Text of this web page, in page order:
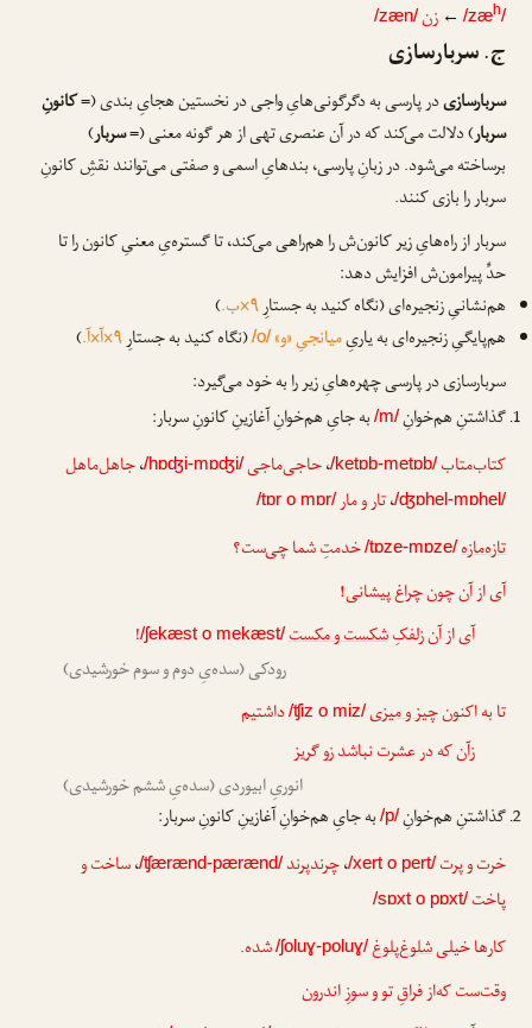
/zæh/
←زن/zæn/
ج. سربارسازی
سربارسازیدر پارسی به دگرگونی‌هایِ واجی در نخستین هجایِ بندی (=کانونِ
سربار) دلالت می‌کند که در آن عنصری تهی از هر گونه معنی (=سربار)
برساخته می‌شود. در زبانِ پارسی، بندهایِ اسمی و صفتی می‌توانند نقشِ کانونِ
سربار را بازی کنند.
سربار از راه‌هایِ زیر کانون‌ش را هم‌راهی می‌کند، تا گستره‌یِ معنیِ کانون را تا
حدِّ پیرامون‌ش افزایش دهد:
هم‌نشانیِ زنجیره‌ای (نگاه کنید به جستارِ۹×ب.
)
هم‌پایگیِ زنجیره‌ای به یاریِمیانجیِ «و»/o/(نگاه کنید به جستارِ۹×آ×آ.
)
سربارسازی در پارسی چهره‌هایِ زیر را به خود می‌گیرد:
گذاشتنِ هم‌خوانِ/m/به جایِ هم‌خوانِ آغازینِ کانونِ سربار:
کتاب‌متاب /ketɒb-metɒb/،حاجی‌ماجی/hɒʤi-mɒʤi/،جاهل‌ماهل
/ʤɒhel-mɒhel/،تار و مار/tɒr o mɒr/
تازه‌مازه /tɒze-mɒze/خدمتِ شما چی‌ست؟
آی از آن چون چراغ پیشانی!
آی از آن زلفکِشکست و مکست /ʃekæst o mekæst/
!
رودکی (سده‌یِ دوم و سوم خورشیدی)
تا به اکنونچیز و میزی/ʧiz o miz/داشتیم
زآن که در عشرت نباشد زو گریز
انوریِ ابیوردی (سده‌یِ ششم خورشیدی)
گذاشتنِ هم‌خوانِ/p/به جایِ هم‌خوانِ آغازینِ کانونِ سربار:
خرت و پرت /xert o pert/،چرندپرند /ʧærænd-pærænd/،ساخت و
پاخت /sɒxt o pɒxt/
کارها خیلیشلوغ‌پلوغ/ʃoluɣ-poluɣ/شده.
وقت‌ست که‌از فراقِ تو و سوزِ اندرون